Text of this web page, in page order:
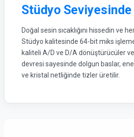
Stüdyo Seviyesinde
Doğal sesin sıcaklığını hissedin ve
Stüdyo kalitesinde 64-bit miks
kaliteli A/D ve D/A dönüştürücüler
devresi sayesinde dolgun baslar,
ve kristal netliğinde tizler üretilir.